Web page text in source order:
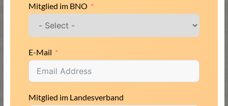
Mitglied im BNO
E-Mail
Mitglied im Landesverband